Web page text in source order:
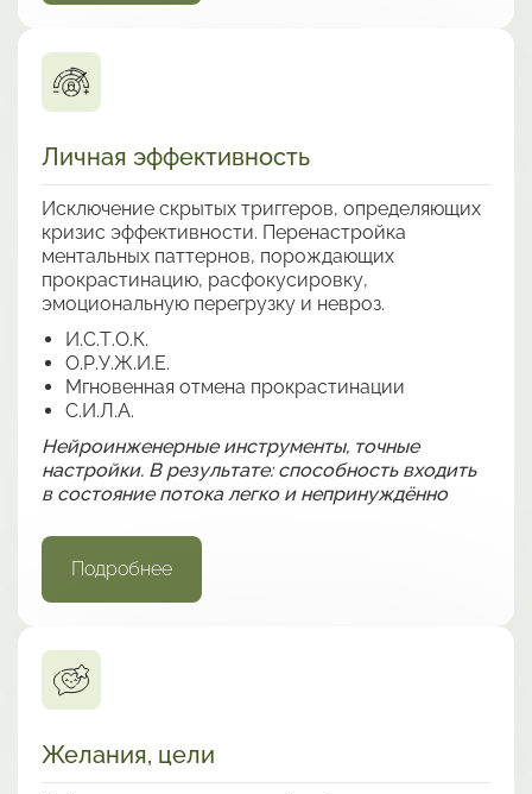
Личная эффективность
Исключение скрытых триггеров, определяющих
кризис эффективности. Перенастройка
ментальных паттернов, порождающих
прокрастинацию, расфокусировку,
эмоциональную перегрузку и невроз.
И.С.Т.О.К.
О.Р.У.Ж.И.Е.
Мгновенная отмена прокрастинации
С.И.Л.А.
Нейроинженерные инструменты, точные
настройки. В результате: способность входить
в состояние потока легко и непринуждённо
Подробнее
Желания, цели